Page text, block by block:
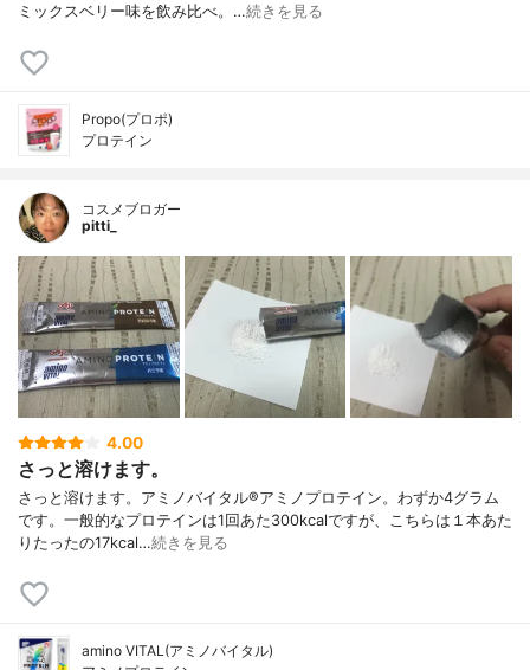
ミックスベリー味を飲み比べ。…続きを見る
Propo(プロポ)
プロテイン
コスメブロガー
pitti_
4.00
さっと溶けます。
さっと溶けます。アミノバイタル®︎アミノプロテイン。わずか4グラム
です。一般的なプロテインは1回あた300kcalですが、こちらは１本あた
りたったの17kcal…続きを見る
amino VITAL(アミノバイタル)